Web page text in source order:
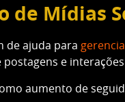
de Mídias
de ajuda para
e
aumento de